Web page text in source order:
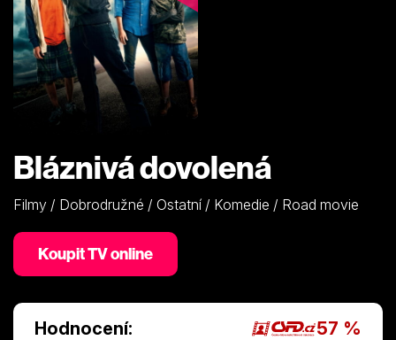
Bláznivá dovolená
Filmy / Dobrodružné / Ostatní / Komedie / Road movie
Koupit TV online
Hodnocení: 57 %